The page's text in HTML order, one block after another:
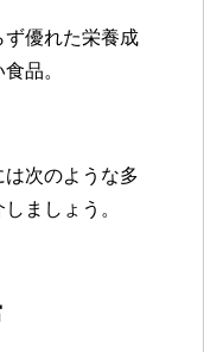
優れた栄養成
品。
次のような多
ましょう。